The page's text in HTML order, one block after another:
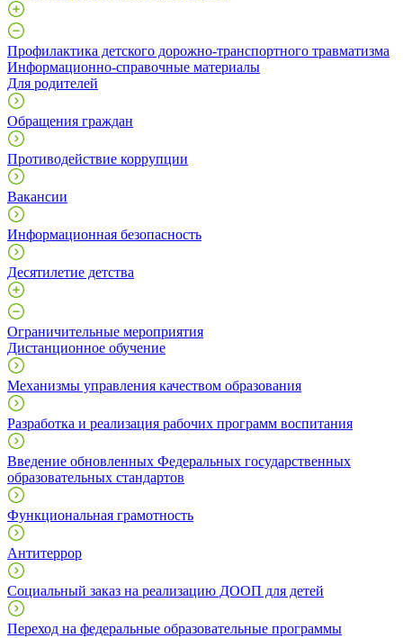
Профилактика детского дорожно-транспортного травматизма
Информационно-справочные материалы
Для родителей
Обращения граждан
Противодействие коррупции
Вакансии
Информационная безопасность
Десятилетие детства
Ограничительные мероприятия
Дистанционное обучение
Механизмы управления качеством образования
Разработка и реализация рабочих программ воспитания
Введение обновленных Федеральных государственных
образовательных стандартов
Функциональная грамотность
Антитеррор
Социальный заказ на реализацию ДООП для детей
Переход на федеральные образовательные программы